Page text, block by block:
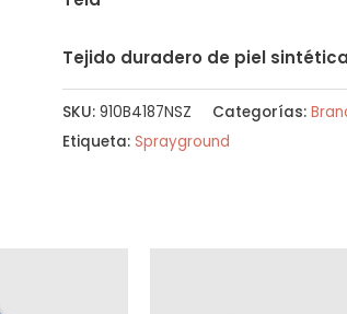
Tejido duradero de piel
SKU: 910B4187NSZ Categorías:
Etiqueta: Sprayground